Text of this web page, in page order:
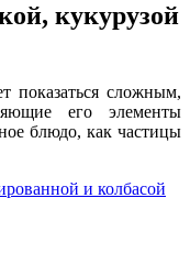
кукурузой
показаться сложным,
его элементы
блюдо, как частицы
и колбасой